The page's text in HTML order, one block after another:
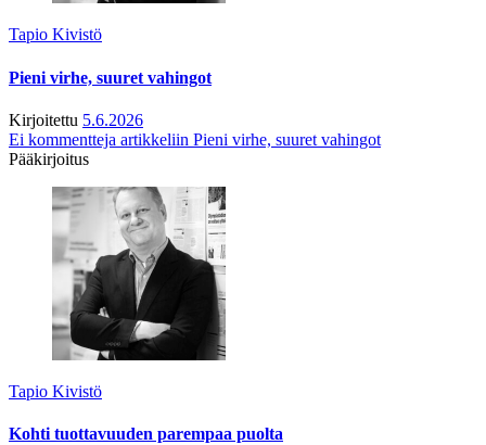
Tapio Kivistö
Pieni virhe, suuret vahingot
Kirjoitettu 5.6.2026
Ei kommentteja artikkeliin Pieni virhe, suuret vahingot
Pääkirjoitus
Tapio Kivistö
Kohti tuottavuuden parempaa puolta